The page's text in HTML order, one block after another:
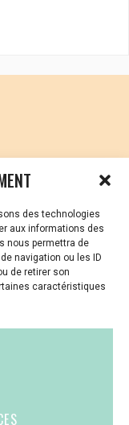
des technologies
aux informations des
nous permettra de
navigation ou les ID
de retirer son
caractéristiques
ET
de VSS ? Ou
de soutien